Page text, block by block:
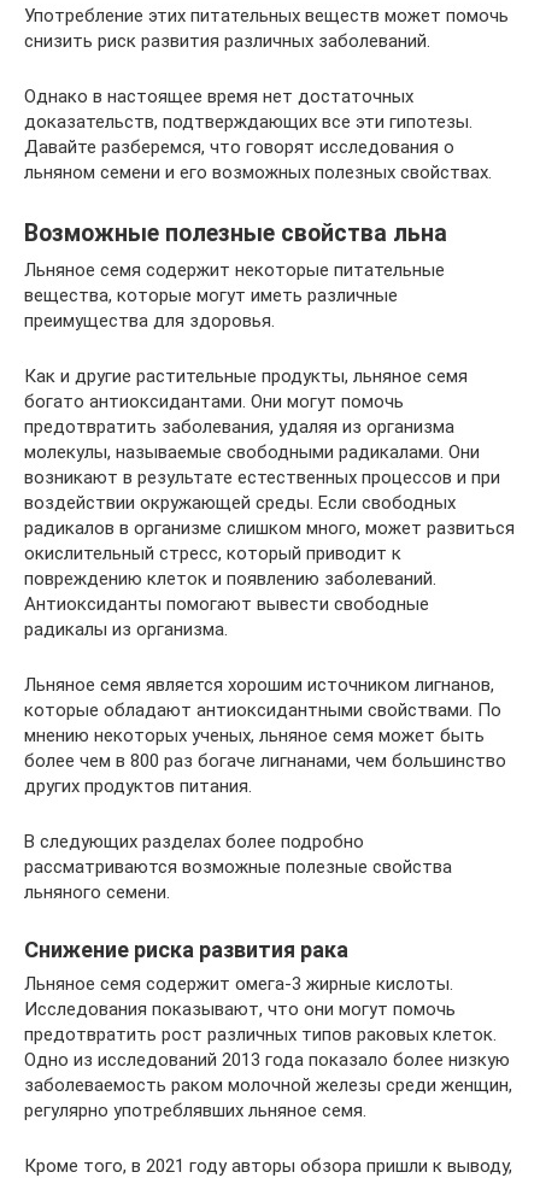
Употребление этих питательных веществ может помочь
снизить риск развития различных заболеваний.
Однако в настоящее время нет достаточных
доказательств, подтверждающих все эти гипотезы.
Давайте разберемся, что говорят исследования о
льняном семени и его возможных полезных свойствах.
Возможные полезные свойства льна
Льняное семя содержит некоторые питательные
вещества, которые могут иметь различные
преимущества для здоровья.
Как и другие растительные продукты, льняное семя
богато антиоксидантами. Они могут помочь
предотвратить заболевания, удаляя из организма
молекулы, называемые свободными радикалами. Они
возникают в результате естественных процессов и при
воздействии окружающей среды. Если свободных
радикалов в организме слишком много, может развиться
окислительный стресс, который приводит к
повреждению клеток и появлению заболеваний.
Антиоксиданты помогают вывести свободные
радикалы из организма.
Льняное семя является хорошим источником лигнанов,
которые обладают антиоксидантными свойствами. По
мнению некоторых ученых, льняное семя может быть
более чем в 800 раз богаче лигнанами, чем большинство
других продуктов питания.
В следующих разделах более подробно
рассматриваются возможные полезные свойства
льняного семени.
Снижение риска развития рака
Льняное семя содержит омега-3 жирные кислоты.
Исследования показывают, что они могут помочь
предотвратить рост различных типов раковых клеток.
Одно из исследований 2013 года показало более низкую
заболеваемость раком молочной железы среди женщин,
регулярно употреблявших льняное семя.
Кроме того, в 2021 году авторы обзора пришли к выводу,